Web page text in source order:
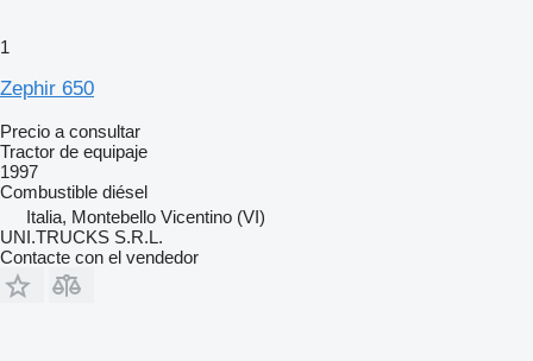
1
Zephir 650
Precio a consultar
Tractor de equipaje
1997
Combustible diésel
Italia, Montebello Vicentino (VI)
UNI.TRUCKS S.R.L.
Contacte con el vendedor